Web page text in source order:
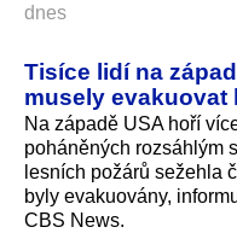
dnes
Tisíce lidí na
musely evakuovat
Na západě USA hoří
poháněných rozsáhlým
lesních požárů sežehla
byly evakuovány,
CBS News.